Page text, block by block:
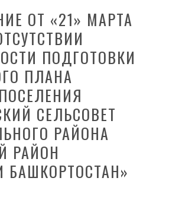
ОТ «21» МАРТА
ПОДГОТОВКИ
ПЛАНА
СЕЛЬСОВЕТ
РАЙОНА
РАЙОН
БАШКОРТОСТАН»